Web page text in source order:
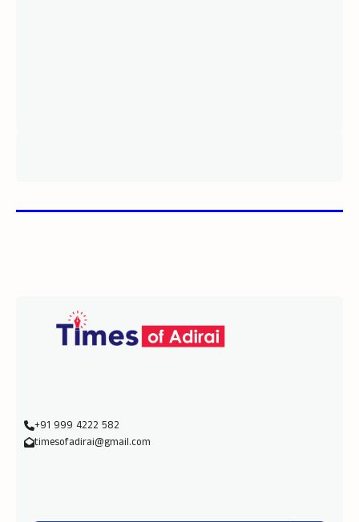
+91 999 4222 582
timesofadirai@gmail.com